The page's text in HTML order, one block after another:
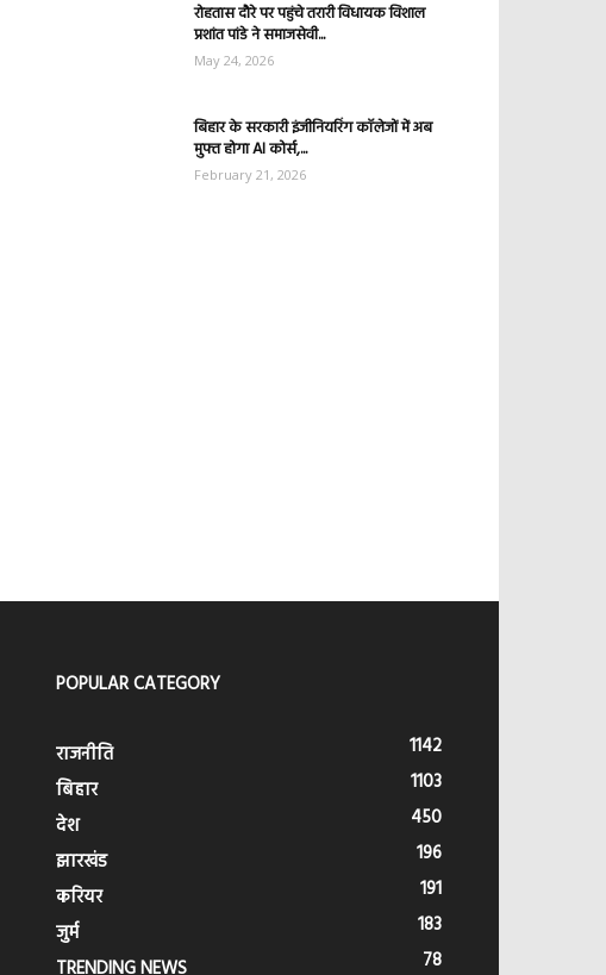
रोहतास दौरे पर पहुंचे तरारी विधायक विशाल
प्रशांत पांडे ने समाजसेवी...
May 24, 2026
बिहार के सरकारी इंजीनियरिंग कॉलेजों में अब
मुफ्त होगा AI कोर्स,...
February 21, 2026
POPULAR CATEGORY
राजनीति
1142
बिहार
1103
देश
450
झारखंड
196
करियर
191
जुर्म
183
TRENDING NEWS
78